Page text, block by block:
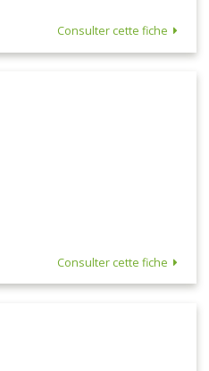
Consulter cette fiche
Consulter cette fiche